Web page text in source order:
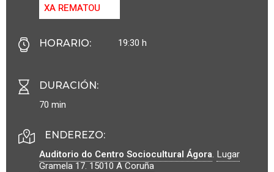
XA REMATOU
HORARIO: 19:30 h
DURACIÓN:
70 min
ENDEREZO:
Auditorio do Centro Sociocultural Ágora. Lugar
Gramela 17.15010A Coruña